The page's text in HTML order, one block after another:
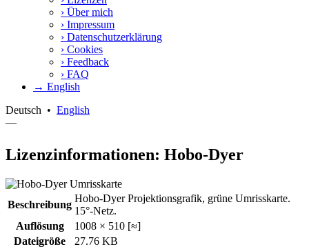
› Über mich
› Impressum
› Datenschutzerklärung
› Cookies
› Feedback
› FAQ
→ English
Deutsch • English
—
Lizenzinformationen: Hobo-Dyer
Beschreibung
Hobo-Dyer Projektionsgrafik, grüne Umrisskarte.
15°-Netz.
Auflösung
1008 × 510 [≈]
Dateigröße
27.76 KB